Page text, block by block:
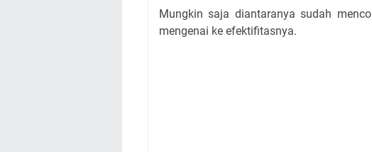
Mungkin saja diantaranya sudah
mengenai ke efektifitasnya.